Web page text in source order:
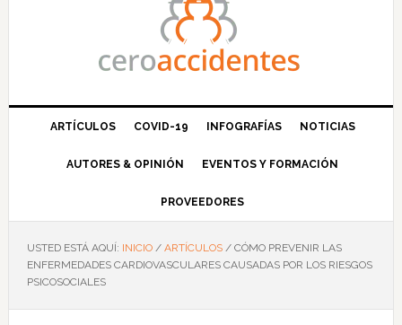
ARTÍCULOS COVID-19 INFOGRAFÍAS NOTICIAS
AUTORES & OPINIÓN EVENTOS Y FORMACIÓN
PROVEEDORES
USTED ESTÁ AQUÍ: INICIO / ARTÍCULOS /CÓMO PREVENIR LAS
ENFERMEDADES CARDIOVASCULARES CAUSADAS POR LOS RIESGOS
PSICOSOCIALES